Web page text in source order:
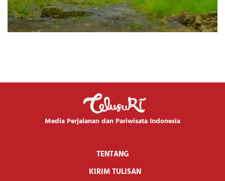
Media Perjalanan dan Pariwisata Indonesia
TENTANG
KIRIM TULISAN